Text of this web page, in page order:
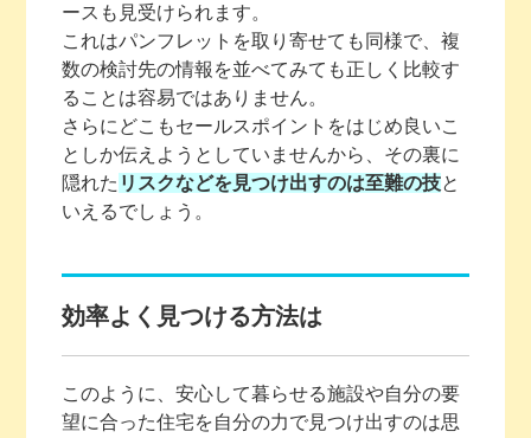
ースも見受けられます。
これはパンフレットを取り寄せても同様で、複
数の検討先の情報を並べてみても正しく比較す
ることは容易ではありません。
さらにどこもセールスポイントをはじめ良いこ
としか伝えようとしていませんから、その裏に
隠れた リスクなどを見つけ出すのは至難の技と
いえるでしょう。
効率よく見つける方法は
このように、安心して暮らせる施設や自分の要
望に合った住宅を自分の力で見つけ出すのは思